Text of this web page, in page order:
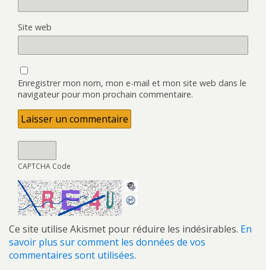
Site web
Enregistrer mon nom, mon e-mail et mon site web dans le
navigateur pour mon prochain commentaire.
CAPTCHA Code
Ce site utilise Akismet pour réduire les indésirables. En
savoir plus sur comment les données de vos
commentaires sont utilisées.